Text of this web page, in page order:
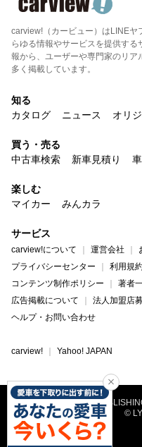
carview!（カービュー）はLINEヤ
らゆる情報やサービスを提供す
報から、ユーザーや専門家のリア
多く掲載しています。
知る
カタログ
ニュース オリ
買う・売る
中古車検索
新車見積り
楽しむ
マイカー
みんカラ
サービス
carview!について 運営会社
プライバシーセンター
利用規
コンテンツ制作ポリシー
著者
広告掲載について
法人加盟店
ヘルプ・お問い合わせ
carview! Yahoo! JAPAN
©NAIGAI
©